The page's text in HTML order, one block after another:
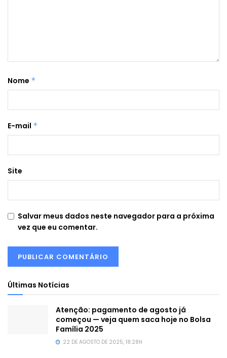
Nome *
E-mail *
Site
Salvar meus dados neste navegador para a próxima
vez que eu comentar.
Últimas Notícias
Atenção: pagamento de agosto já
começou — veja quem saca hoje no Bolsa
Família 2025
22 DE AGOSTO DE 2025, 18:28H